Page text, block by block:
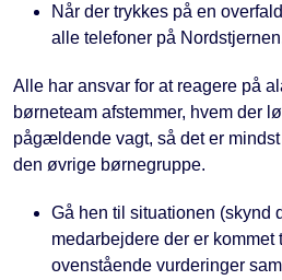
Når der trykkes på en
alle telefoner på
Alle har ansvar for at reagere på
børneteam afstemmer, hvem der
pågældende vagt, så det er
den øvrige børnegruppe.
Gå hen til situationen (skynd
medarbejdere der er
ovenstående vurderinger